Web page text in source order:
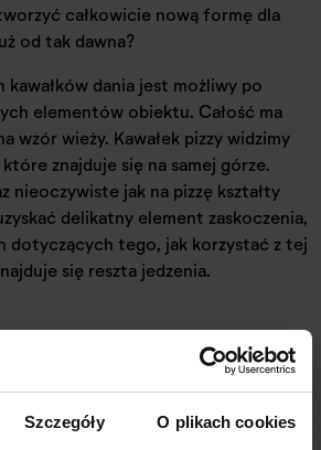
Szczegóły O plikach cookies
całkowicie nową formę dla
od tak dawna?
dania jest możliwy po
elementów obiektu. Całość ma
wzór wieży. Kawałek pizzy widzimy
znajduje się na samej górze.
nieoczywiste jak na pizzę kształty
delikatny element zaskoczenia,
dotyczących tego, jak korzystać z tej
się reszta jedzenia.